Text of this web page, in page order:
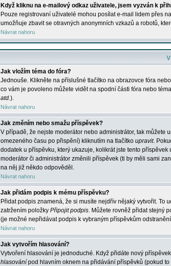
Když kliknu na e-mailový odkaz uživatele, jsem vyzván k
Pouze registrovaní uživatelé mohou posílat e-mail lidem přes
umožňuje zbavit se otravných anonymních vzkazů a robotů,
Návrat nahoru
Jak vložím téma do fóra?
Jednouše. Klikněte na příslušné tlačítko na obrazovce fóra
co vám je povoleno můžete vidět na spodní části fóra nebo
atd.).
Návrat nahoru
Jak změním nebo smažu příspěvek?
V případě, že nejste moderátor nebo administrátor, tak můžete
omezeného času po přispění) kliknutím na tlačítko upravit.
dodatek u příspěvku, který ukazuje, kolikrát jste tento
moderátor či administrátor změnili příspěvek (ti by měli sami
na něj již někdo odpověděl.
Návrat nahoru
Jak přidám podpis k mému příspěvku?
Přidat podpis znamená, že si musíte nejdřív nějaký vytvořit. To
zatržením položky Připojit podpis. Můžete rovněž přidat stejný
(je možné nepřidávat podpis k vybraným příspěvkům
Návrat nahoru
Jak vytvořím hlasování?
Vytvoření hlasování je jednoduché. Když přidáte nový
hlasování pod hlavním oknem na přidávání příspěvků (pokud